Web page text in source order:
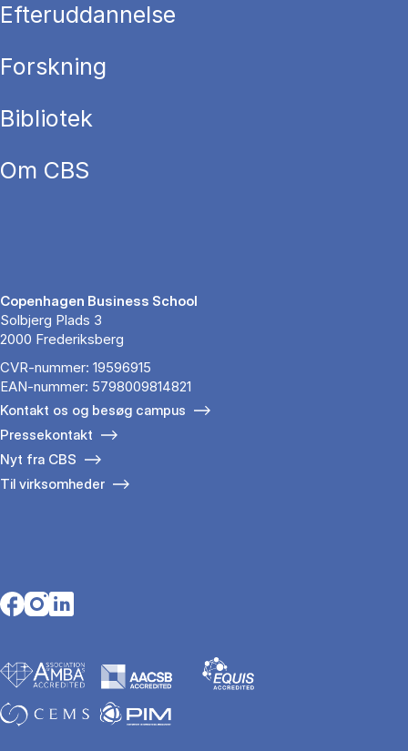
Efteruddannelse
Forskning
Bibliotek
Om CBS
Copenhagen Business School
Solbjerg Plads 3
2000 Frederiksberg
CVR-nummer: 19596915
EAN-nummer: 5798009814821
Kontakt os og besøg campus
Pressekontakt
Nyt fra CBS
Til virksomheder
Opens in a new tab
Opens in a new tab
Opens in a new tab